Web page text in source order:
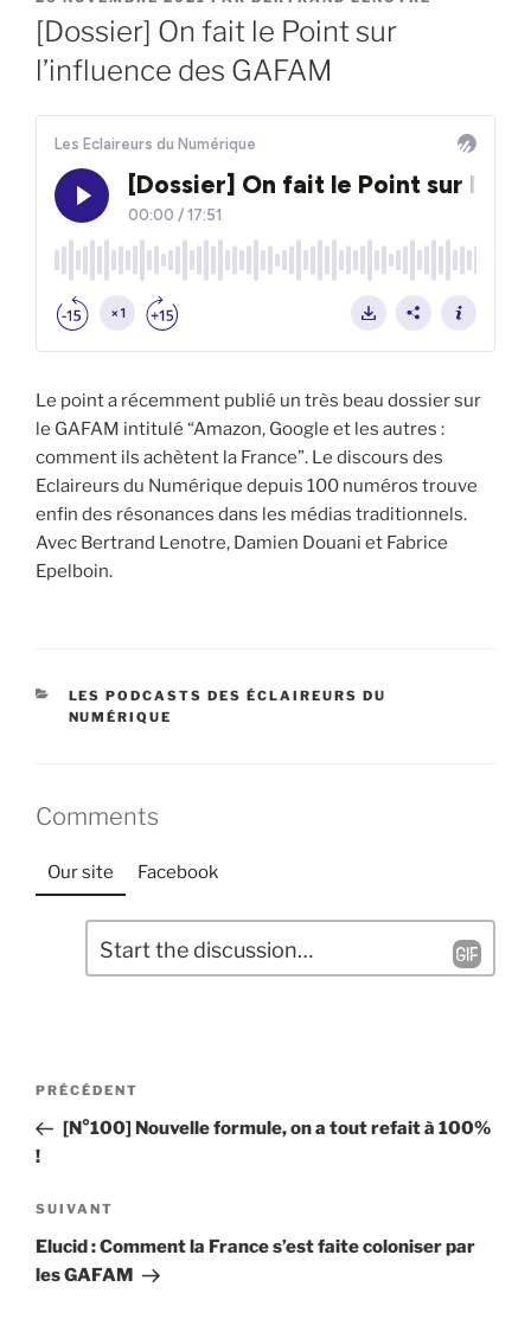
LE
[Dossier] On fait le Point sur
l’influence des GAFAM
Le point a récemment publié un très beau dossier sur
le GAFAM intitulé “Amazon, Google et les autres :
comment ils achètent la France”. Le discours des
Eclaireurs du Numérique depuis 100 numéros trouve
enfin des résonances dans les médias traditionnels.
Avec Bertrand Lenotre, Damien Douani et Fabrice
Epelboin.
CATÉGORIES
LES PODCASTS DES ÉCLAIREURS DU
NUMÉRIQUE
Comments
Our site Facebook
e
u
c
m
m
a
e
*
Navigation
l’article
Article
précédent
PRÉCÉDENT
[N°100] Nouvelle formule, on a tout refait à 100%
!
Article
suivant
SUIVANT
Elucid : Comment la France s’est faite coloniser par
les GAFAM